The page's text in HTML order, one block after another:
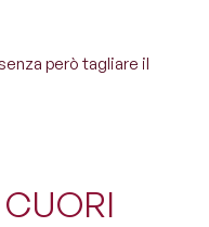
però tagliare il